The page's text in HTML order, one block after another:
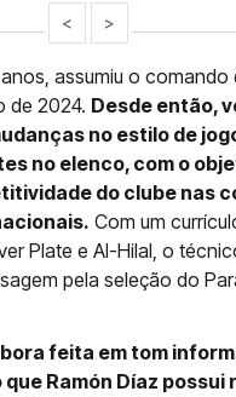
< >
assumiu o comando
de 2024. Desde então,
no estilo de
no elenco, com o
do clube nas
Com um
Plate e Al-Hilal, o
pela seleção do
feita em tom
Ramón Díaz possui